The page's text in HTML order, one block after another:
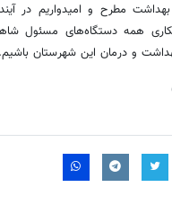
مطرح و امیدواریم در
همه دستگاه‌های مسئول
و درمان این شهرستان باشیم.